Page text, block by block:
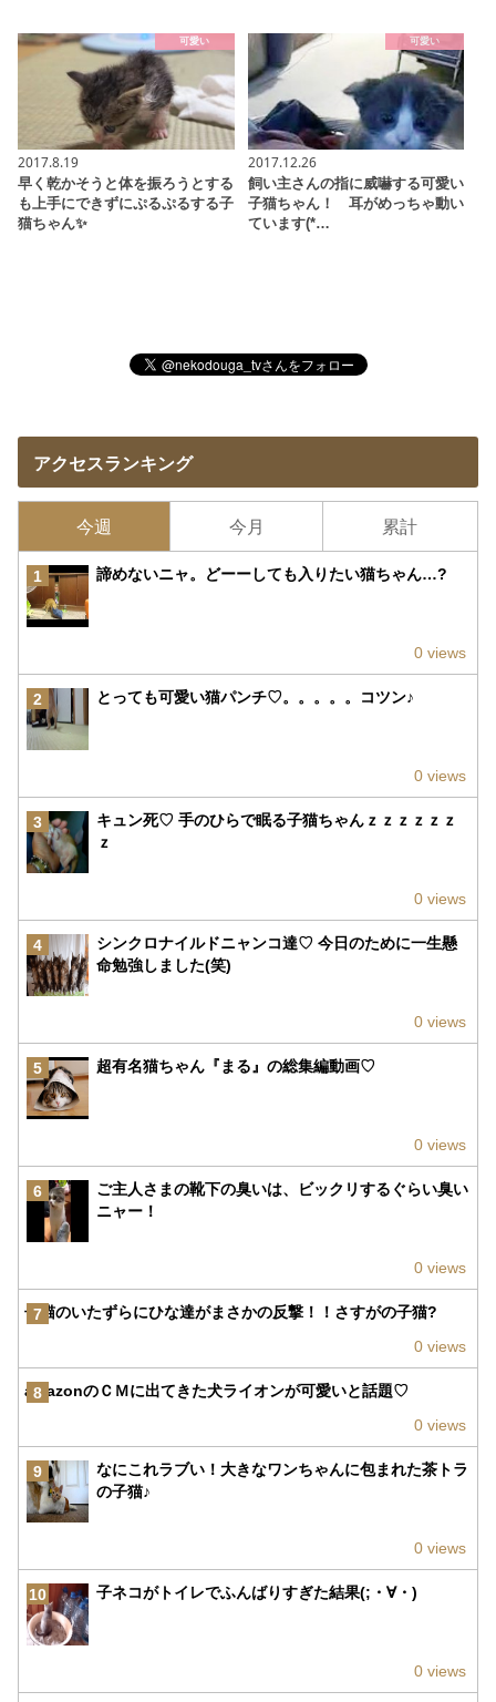
可愛い
2017.8.19
早く乾かそうと体を振ろうとする
も上手にできずにぷるぷるする子
猫ちゃん✨
可愛い
2017.12.26
飼い主さんの指に威嚇する可愛い
子猫ちゃん！ 耳がめっちゃ動い
ています(*…
アクセスランキング
今週 今月 累計
1 諦めないニャ。どーーしても入りたい猫ちゃん…?
0 views
2 とっても可愛い猫パンチ♡。。。。。コツン♪
0 views
3
キュン死♡ 手のひらで眠る子猫ちゃんｚｚｚｚｚｚ
ｚ
0 views
4
シンクロナイルドニャンコ達♡ 今日のために一生懸
命勉強しました(笑)
0 views
5 超有名猫ちゃん『まる』の総集編動画♡
0 views
6
ご主人さまの靴下の臭いは、ビックリするぐらい臭い
ニャー！
0 views
7
子猫のいたずらにひな達がまさかの反撃！！さすがの子猫?
0 views
8
amazonのＣＭに出てきた犬ライオンが可愛いと話題♡
0 views
9
なにこれラブい！大きなワンちゃんに包まれた茶トラ
の子猫♪
0 views
10 子ネコがトイレでふんばりすぎた結果(;・∀・)
0 views